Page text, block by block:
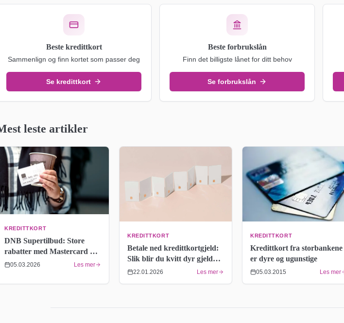
Beste kredittkort
Sammenlign og finn kortet som passer deg
Se kredittkort
Beste forbrukslån
Finn det billigste lånet for ditt behov
Se forbrukslån
leste artikler
KREDITTKORT
DNB Supertilbud: Store
rabatter med Mastercard –
Full historikk 2015–2026
05.03.2026 Les mer
KREDITTKORT
Betale ned kredittkortgjeld:
Slik blir du kvitt dyr gjeld
raskere
22.01.2026 Les mer
KREDITTKORT
Kredittkort fra storbankene
er dyre og ugunstige
05.03.2015 Les mer